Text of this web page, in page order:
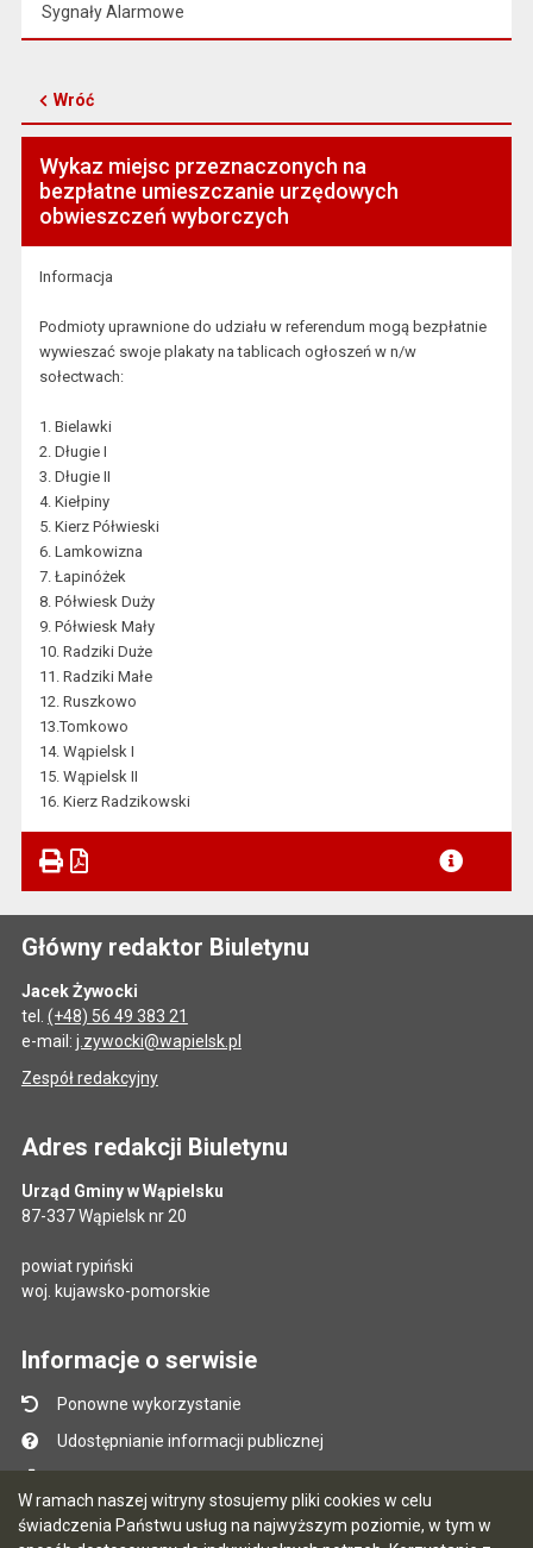
W ramach naszej witryny stosujemy pliki cookies w celu
świadczenia Państwu usług na najwyższym poziomie, w tym w
Sygnały Alarmowe
Wróć
Wykaz miejsc przeznaczonych na
bezpłatne umieszczanie urzędowych
obwieszczeń wyborczych
Informacja
Podmioty uprawnione do udziału w referendum mogą bezpłatnie
wywieszać swoje plakaty na tablicach ogłoszeń w n/w
sołectwach:
1. Bielawki
2. Długie I
3. Długie II
4. Kiełpiny
5. Kierz Półwieski
6. Lamkowizna
7. Łapinóżek
8. Półwiesk Duży
9. Półwiesk Mały
10. Radziki Duże
11. Radziki Małe
12. Ruszkowo
13.Tomkowo
14. Wąpielsk I
15. Wąpielsk II
16. Kierz Radzikowski
Główny redaktor Biuletynu
Jacek Żywocki
tel. (+48) 56 49 383 21
e-mail: j.zywocki@wapielsk.pl
Zespół redakcyjny
Adres redakcji Biuletynu
Urząd Gminy w Wąpielsku
87-337 Wąpielsk nr 20
powiat rypiński
woj. kujawsko-pomorskie
Informacje o serwisie
Ponowne wykorzystanie
Udostępnianie informacji publicznej
Mapa serwisu
Instrukcja obsługi